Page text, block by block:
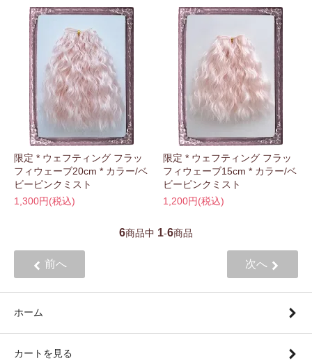
限定 * ウェフティング フラッ
フィウェーブ20cm * カラー/ベ
ビーピンクミスト
1,300円(税込)
限定 * ウェフティング フラッ
フィウェーブ15cm * カラー/ベ
ビーピンクミスト
1,200円(税込)
6商品中 1-6商品
前へ 次へ
ホーム
カートを見る